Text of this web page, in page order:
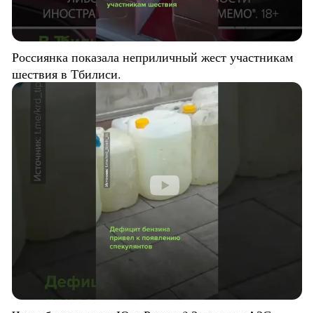
Россиянка показала неприличный жест участникам
шествия в Тбилиси.